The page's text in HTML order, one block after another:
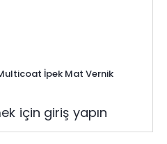
Multicoat İpek Mat Vernik
için giriş yapın